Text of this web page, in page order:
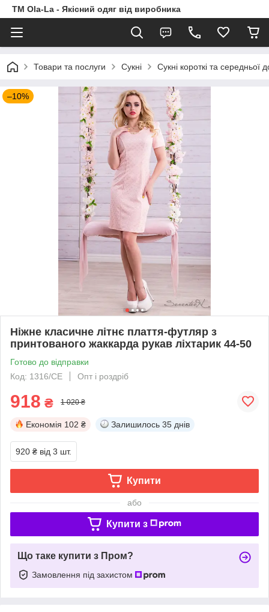
TM Ola-La - Якісний одяг від виробника
Товари та послуги Сукні Сукні короткі та середньої
–10%
Ніжне класичне літнє плаття-футляр з
принтованого жаккарда рукав ліхтарик 44-50
Готово до відправки
Код: 1316/СЕ
Опт і роздріб
918 ₴ 1 020 ₴
Економія 102 ₴ Залишилось 35 днів
920 ₴ від 3 шт.
Купити
або
Купити з
Що таке купити з Пром?
Замовлення під захистом